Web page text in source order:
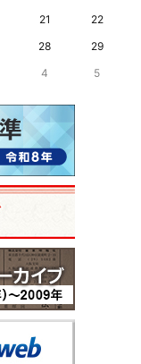
21
22
28
29
4 5